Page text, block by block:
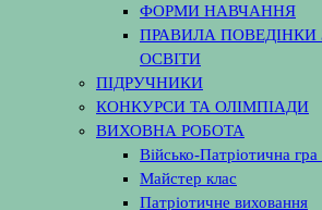
ФОРМИ НАВЧАННЯ
ПРАВИЛА ПОВЕДІНКИ
ОСВІТИ
ПІДРУЧНИКИ
КОНКУРСИ ТА ОЛІМПІАДИ
ВИХОВНА РОБОТА
Військо-Патріотична
Майстер клас
Патріотичне виховання